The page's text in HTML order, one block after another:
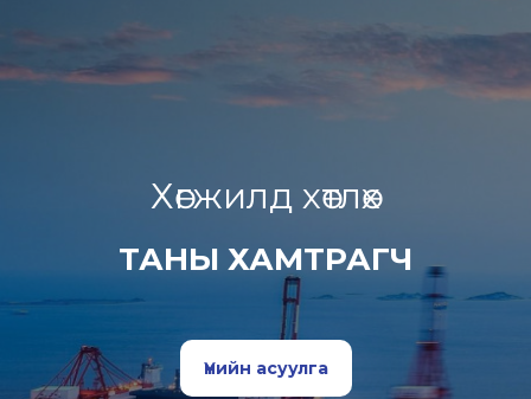
Хөгжилд хөтлөх
ТАНЫ ХАМТРАГЧ
Үнийн асуулга